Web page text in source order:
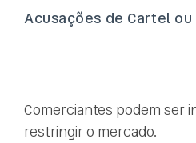
Acusações de Cartel
Comerciantes podem ser
restringir o mercado.